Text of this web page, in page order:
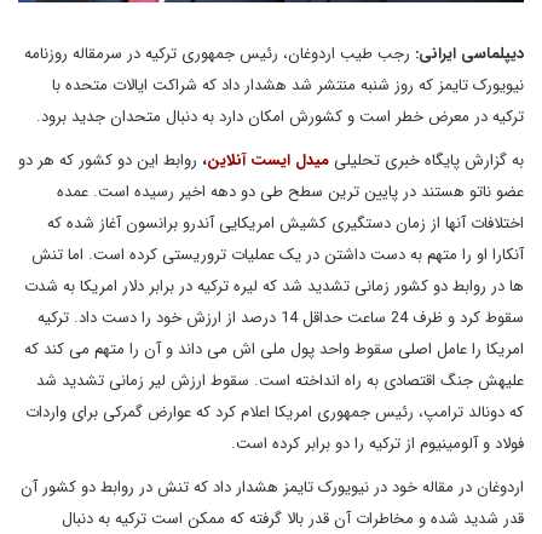
دیپلماسی ایرانی: رجب طیب اردوغان، رئیس جمهوری ترکیه در سرمقاله روزنامه
نیویورک تایمز که روز شنبه منتشر شد هشدار داد که شراکت ایالات متحده با
ترکیه در معرض خطر است و کشورش امکان دارد به دنبال متحدان جدید برود.
به گزارش پایگاه خبری تحلیلیمیدل ایست آنلاین، روابط این دو کشور که هر دو
عضو ناتو هستند در پایین ترین سطح طی دو دهه اخیر رسیده است. عمده
اختلافات آنها از زمان دستگیری کشیش امریکایی آندرو برانسون آغاز شده که
آنکارا او را متهم به دست داشتن در یک عملیات تروریستی کرده است. اما تنش
ها در روابط دو کشور زمانی تشدید شد که لیره ترکیه در برابر دلار امریکا به شدت
سقوط کرد و ظرف 24 ساعت حداقل 14 درصد از ارزش خود را دست داد. ترکیه
امریکا را عامل اصلی سقوط واحد پول ملی اش می داند و آن را متهم می کند که
علیهش جنگ اقتصادی به راه انداخته است. سقوط ارزش لیر زمانی تشدید شد
که دونالد ترامپ، رئیس جمهوری امریکا اعلام کرد که عوارض گمرکی برای واردات
فولاد و آلومینیوم از ترکیه را دو برابر کرده است.
اردوغان در مقاله خود در نیویورک تایمز هشدار داد که تنش در روابط دو کشور آن
قدر شدید شده و مخاطرات آن قدر بالا گرفته که ممکن است ترکیه به دنبال